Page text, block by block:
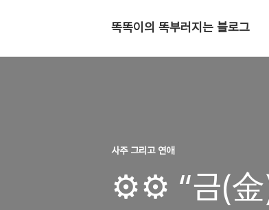
똑똑이의 똑부러지는 블로그
사주 그리고 연애
⚙️⚙️ “금(金)